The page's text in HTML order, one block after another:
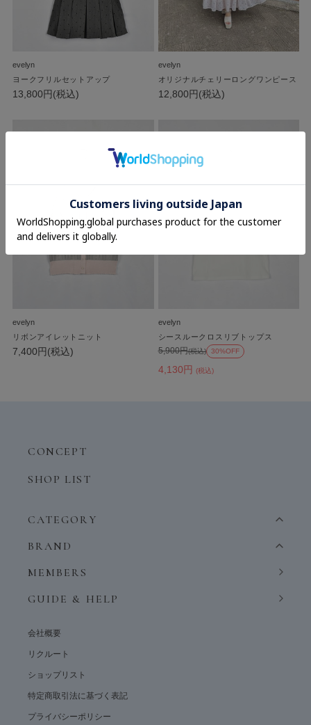
evelyn
ヨークフリルセットアップ
13,800円(税込)
evelyn
オリジナルチェリーロングワンピース
12,800円(税込)
evelyn
リボンアイレットニット
7,400円(税込)
evelyn
シースルークロスリブトップス
4,130円 (税込)
5,900円(税込) 30%OFF
CONCEPT
SHOP LIST
CATEGORY
BRAND
MEMBERS
GUIDE & HELP
会社概要
リクルート
ショップリスト
特定商取引法に基づく表記
プライバシーポリシー